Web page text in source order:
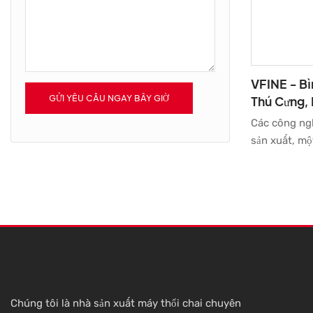
GỬI YÊU CẦU NGAY BÂY GIỜ
VFINE -
Thú Cưng,
Khuôn,
Các công
sản xuất,
bảo hiệu
Chúng tôi là nhà sản xuất máy thổi chai chuyên